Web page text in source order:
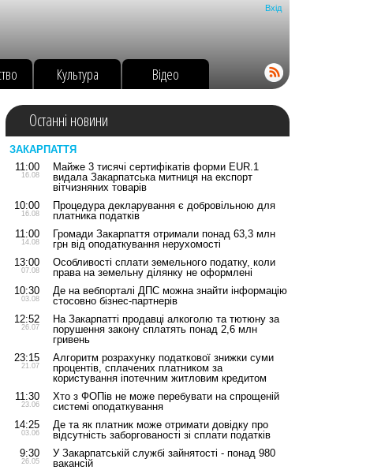
Вхід
Культура Відео
Останні новини
ЗАКАРПАТТЯ
11:00
16.08
Майже 3 тисячі сертифікатів форми EUR.1
видала Закарпатська митниця на експорт
вітчизняних товарів
10:00
16.08
Процедура декларування є добровільною для
платника податків
11:00
14.08
Громади Закарпаття отримали понад 63,3 млн
грн від оподаткування нерухомості
13:00
07.08
Особливості сплати земельного податку, коли
права на земельну ділянку не оформлені
10:30
03.08
Де на вебпорталі ДПС можна знайти інформацію
стосовно бізнес-партнерів
12:52
26.07
На Закарпатті продавці алкоголю та тютюну за
порушення закону сплатять понад 2,6 млн
гривень
23:15
21.07
Алгоритм розрахунку податкової знижки суми
процентів, сплачених платником за
користування іпотечним житловим кредитом
11:30
23.06
Хто з ФОПів не може перебувати на спрощеній
системі оподаткування
14:25
03.06
Де та як платник може отримати довідку про
відсутність заборгованості зі сплати податків
9:30
26.05
У Закарпатській службі зайнятості - понад 980
вакансій